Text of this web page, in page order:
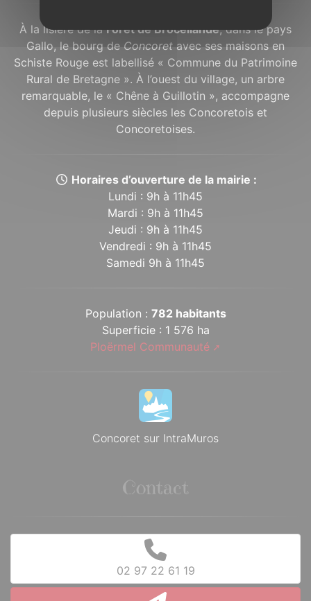
À la lisière de laForêt de Brocéliande, dans le pays
Gallo, le bourg de Concoret avec ses maisons en
Schiste Rouge est labellisé « Commune du Patrimoine
Rural de Bretagne ». À l’ouest du village, un arbre
remarquable, le « Chêne à Guillotin », accompagne
depuis plusieurs siècles les Concoretois et
Concoretoises.
Horaires d’ouverture de la mairie :
Lundi : 9h à 11h45
Mardi : 9h à 11h45
Jeudi : 9h à 11h45
Vendredi : 9h à 11h45
Samedi 9h à 11h45
Population : 782 habitants
Superficie : 1 576 ha
Ploërmel Communauté
Concoret sur IntraMuros
Contact
02 97 22 61 19